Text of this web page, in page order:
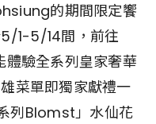
的期間限定饗
1-5/14間，前往
驗全系列皇家奢華
菜單即獨家獻禮一
列Blomst」水仙花